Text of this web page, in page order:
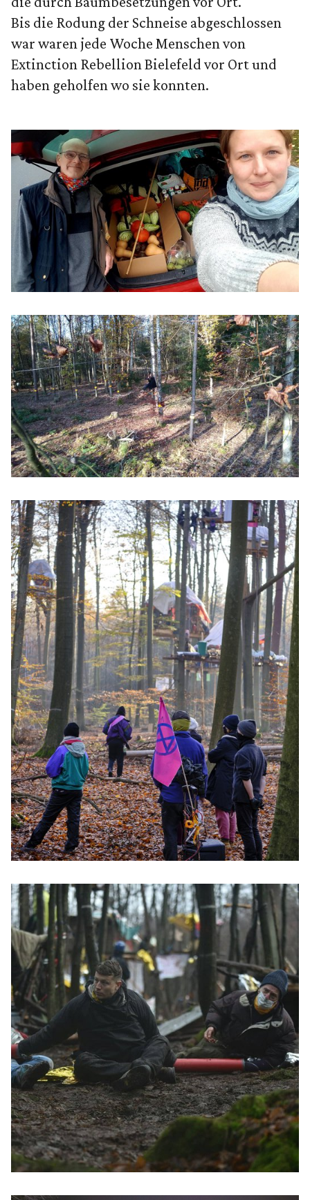
Bis die Rodung der Schneise abgeschlossen
war waren jede Woche Menschen von
Extinction Rebellion Bielefeld vor Ort und
haben geholfen wo sie konnten.